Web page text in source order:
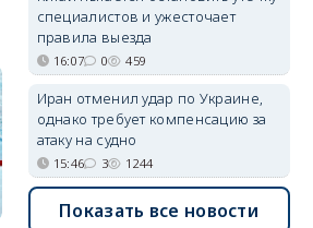
специалистов и ужесточает
правила выезда
16:07 0 459
Иран отменил удар по Украине,
однако требует компенсацию за
атаку на судно
15:46 3 1244
Показать все новости